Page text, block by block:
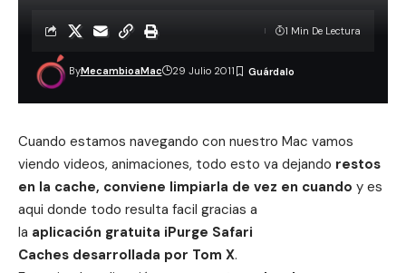
ByMecambioaMac 29 Julio 2011
1 Min De Lectura
Cuando estamos navegando con nuestro Mac vamos
viendo videos, animaciones, todo esto va dejando restos
en la cache, conviene limpiarla de vez en cuando y es
aqui donde todo resulta facil gracias a
la aplicación gratuita iPurge Safari
Caches desarrollada por Tom X.